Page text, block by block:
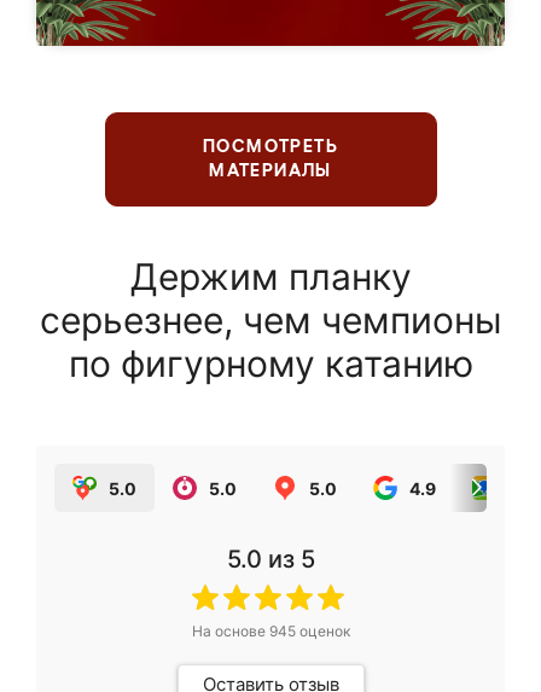
ПОСМОТРЕТЬ
МАТЕРИАЛЫ
Держим планку
серьезнее, чем чемпионы
по фигурному катанию
5.0 5.0 5.0 4.9
5.0 из 5
На основе 945оценок
Оставить отзыв